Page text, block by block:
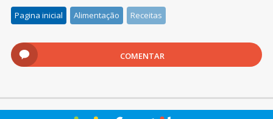
Pagina inicial Alimentação Receitas
COMENTAR